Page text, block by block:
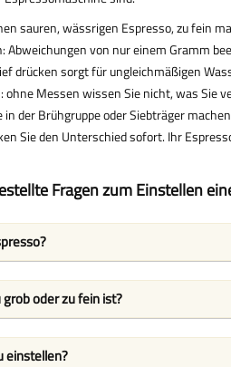
sauren, wässrigen Espresso, zu fein
Abweichungen von nur einem Gramm
drücken sorgt für ungleichmäßigen
ohne Messen wissen Sie nicht, was Sie
der Brühgruppe oder Siebträger
Sie den Unterschied sofort. Ihr
Fragen zum Einstellen
oder zu fein ist?
einstellen?